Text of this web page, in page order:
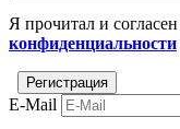
Я прочитал и
конфиденциальности
E-Mail